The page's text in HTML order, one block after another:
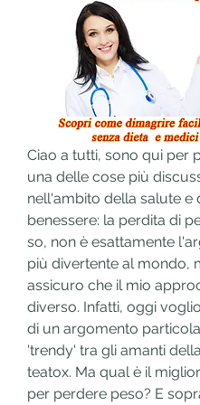
Ciao a tutti, sono qui per
una delle cose più
nell'ambito della salute e
benessere: la perdita di
so, non è esattamente
più divertente al mondo,
assicuro che il mio
diverso. Infatti, oggi
di un argomento
'trendy' tra gli amanti
teatox. Ma qual è il
per perdere peso? E